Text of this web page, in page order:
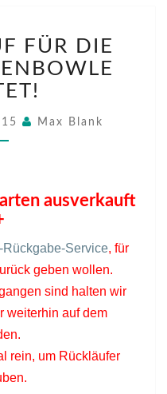
FÜR DIE
Max Blank
ausverkauft
Rückgabe-Service, für
geben wollen.
sind halten wir
weiterhin auf dem
rein, um Rückläufer